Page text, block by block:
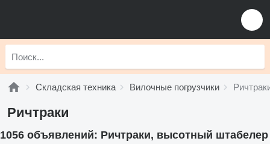
Складская техника Вилочные погрузчики
Ричтраки
1056 объявлений: Ричтраки, высотный штабелер